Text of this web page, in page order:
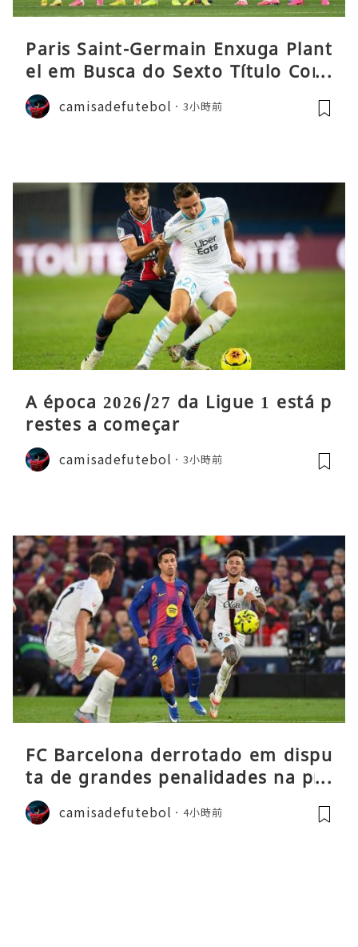
Paris Saint-Germain Enxuga Plant
el em Busca do Sexto Título Cons
ecutivo da Liga
camisadefutebol 3小時前
A época 2026/27 da Ligue 1 está p
restes a começar
camisadefutebol 3小時前
FC Barcelona derrotado em dispu
ta de grandes penalidades na pré
-época
camisadefutebol 4小時前